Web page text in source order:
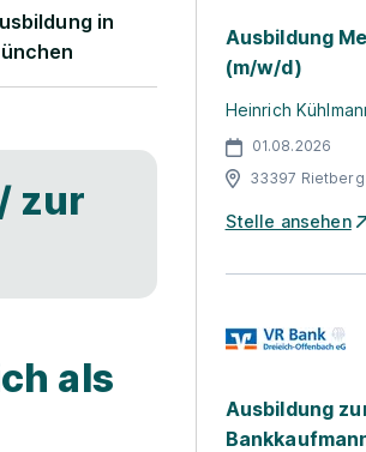
in
zur
als
Ausbildung
(m/w/d)
Heinrich
01.08.2026
33397 Rietberg
Stelle ansehen
Ausbildung